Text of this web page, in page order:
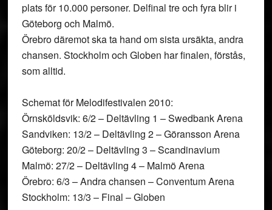
plats för 10.000 personer. Delfinal tre och fyra blir i
Göteborg och Malmö.
Örebro däremot ska ta hand om sista ursäkta, andra
chansen. Stockholm och Globen har finalen, förstås,
som alltid.
Schemat för Melodifestivalen 2010:
Örnsköldsvik: 6/2 – Deltävling 1 – Swedbank Arena
Sandviken: 13/2 – Deltävling 2 – Göransson Arena
Göteborg: 20/2 – Deltävling 3 – Scandinavium
Malmö: 27/2 – Deltävling 4 – Malmö Arena
Örebro: 6/3 – Andra chansen – Conventum Arena
Stockholm: 13/3 – Final – Globen